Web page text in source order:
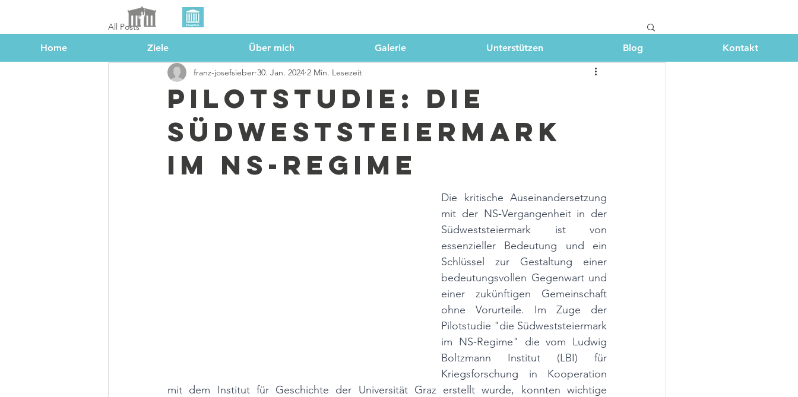
All Posts
Pilotstudie: die
Südweststeiermark
im NS-Regime
franz-josefsieber 30. Jan. 2024 2 Min. Lesezeit
Die kritische Auseinandersetzung
mit der NS-Vergangenheit in der
Südweststeiermark ist von
essenzieller Bedeutung und ein
Schlüssel zur Gestaltung einer
bedeutungsvollen Gegenwart und
einer zukünftigen Gemeinschaft
ohne Vorurteile. Im Zuge der
Pilotstudie "die Südweststeiermark
im NS-Regime" die vom Ludwig
Boltzmann Institut (LBI) für
Kriegsforschung in Kooperation
mit dem Institut für Geschichte der Universität Graz erstellt wurde, konnten wichtige
Home Ziele Über mich Galerie Unterstützen Blog Kontakt